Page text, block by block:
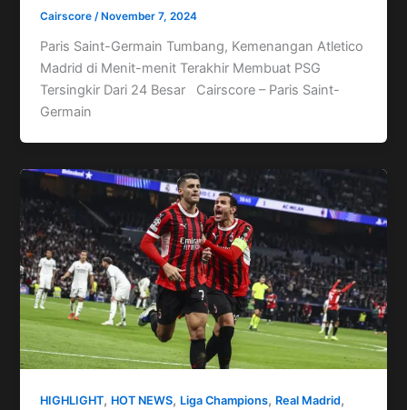
Cairscore/ November 7, 2024
Paris Saint-Germain Tumbang, Kemenangan Atletico
Madrid di Menit-menit Terakhir Membuat PSG
Tersingkir Dari 24 Besar Cairscore – Paris Saint-
Germain
HIGHLIGHT, HOT NEWS, Liga Champions, Real Madrid,